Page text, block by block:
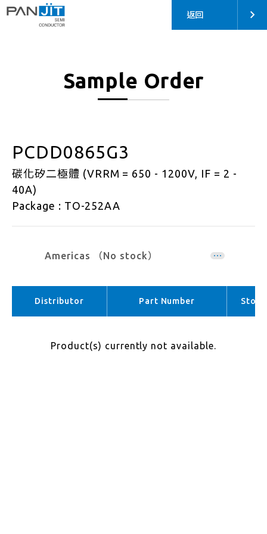
返回
Sample Order
PCDD0865G3
碳化矽二極體 (VRRM = 650 - 1200V, IF = 2 -
40A)
Package : TO-252AA
Americas （No stock）
APAC （No stock）
Distributor Part Number Stock
Product(s) currently not available.